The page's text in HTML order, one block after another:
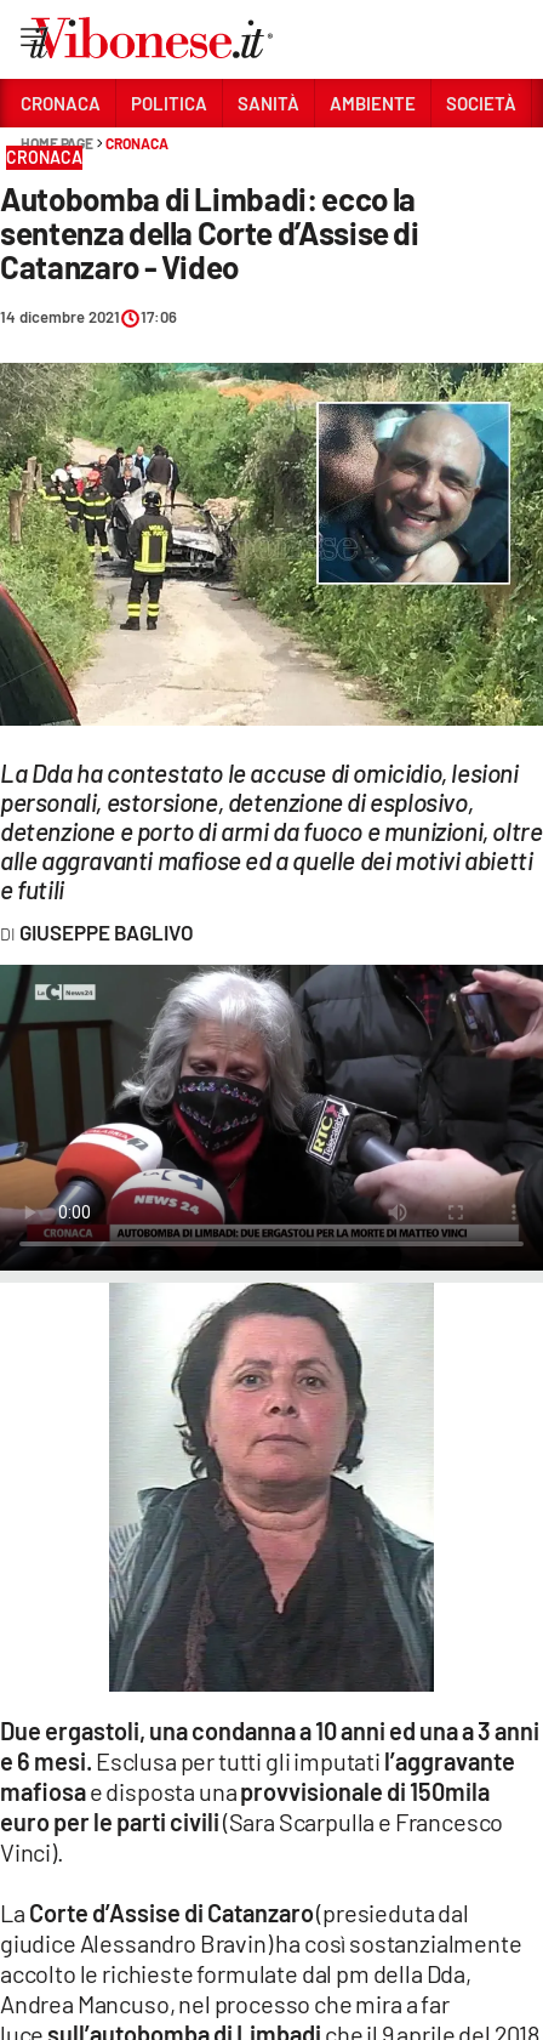
Sezioni
CRONACA
POLITICA
SOCIETÀ
CULTURA
ECONOMIA E LAVORO
EVENTI
SPORT
Streaming
LAC TV
LAC NETWORK
LAC ONAIR
LaC
LACPLAY.IT
LACONAIR.IT
LACITYMAG.IT
ILREGGINO.IT
COSENZACHANNEL.IT
ILVIBONESE.IT
CATANZAROCHANNEL.IT
LACAPITALENEWS.IT
CRONACA POLITICA SANITÀ AMBIENTE SOCIETÀ
HOME PAGE CRONACA
CRONACA
Autobomba di Limbadi: ecco la
sentenza della Corte d’Assise di
Catanzaro - Video
14 dicembre 2021 17:06
La Dda ha contestato le accuse di omicidio, lesioni
personali, estorsione, detenzione di esplosivo,
detenzione e porto di armi da fuoco e munizioni, oltre
alle aggravanti mafiose ed a quelle dei motivi abietti
e futili
GIUSEPPE BAGLIVO
Due ergastoli, una condanna a 10 anni ed una a 3 anni
e 6 mesi. Esclusa per tutti gli imputati l’aggravante
mafiosae disposta unaprovvisionale di 150mila
euro per le parti civili(Sara Scarpulla e Francesco
Vinci).
La Corte d’Assise di Catanzaro(presieduta dal
giudice Alessandro Bravin) ha così sostanzialmente
accolto le richieste formulate dal pm della Dda,
Andrea Mancuso, nel processo che mira a far